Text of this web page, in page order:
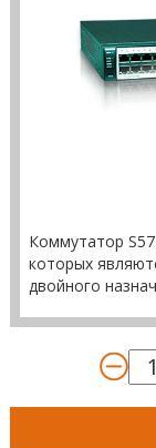
Коммутатор
которых
двойного